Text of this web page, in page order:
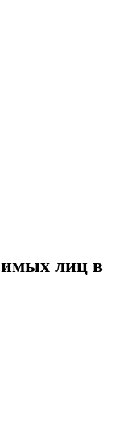
лиц в